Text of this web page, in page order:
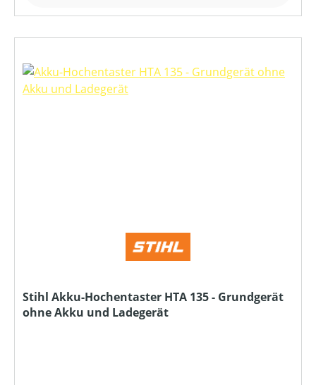
Stihl Akku-Hochentaster HTA 135 - Grundgerät
ohne Akku und Ladegerät